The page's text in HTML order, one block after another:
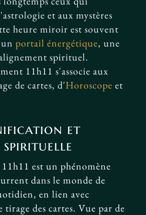
et aux mystères
heure miroir est souvent
unportail énergétique, une
spirituel.
11h11 s'associe aux
de cartes, d'Horoscope et
et
est un phénomène
dans le monde de
en lien avec
tirage des cartes. Vue par de